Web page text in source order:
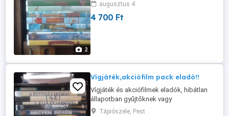
2
augusztus 4
4 700 Ft
Vígjáték,akciófilm pack eladó!!
Vígjáték és akciófilmek eladók, hibátlan
állapotban gyűjtőknek vagy
műfajkedvelőknek.
Tápiószele, Pest